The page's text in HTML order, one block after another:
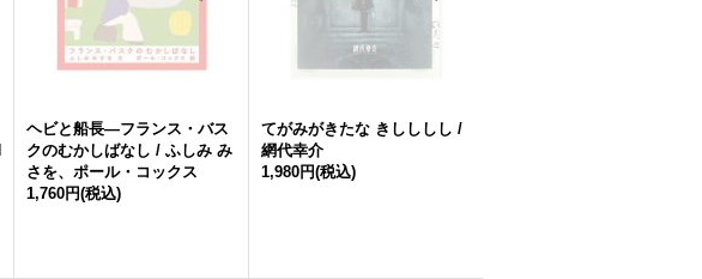
ヘビと船長―フランス・バス
クのむかしばなし / ふしみ み
さを、ポール・コックス
1,760円(税込)
てがみがきたな きしししし /
網代幸介
1,980円(税込)